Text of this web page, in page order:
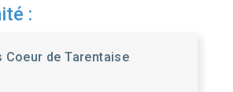
:
Coeur de Tarentaise